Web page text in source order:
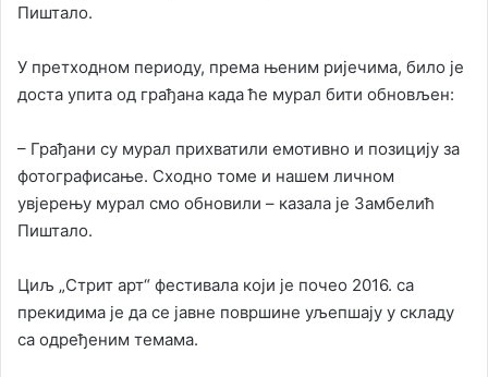
Пиштало.
У претходном периоду, према њеним ријечима, било је
доста упита од грађана када ће мурал бити обновљен:
– Грађани су мурал прихватили емотивно и позицију за
фотографисање. Сходно томе и нашем личном
увјерењу мурал смо обновили – казала је Замбелић
Пиштало.
Циљ „Стрит арт“ фестивала који је почео 2016. са
прекидима је да се јавне површине уљепшају у складу
са одређеним темама.